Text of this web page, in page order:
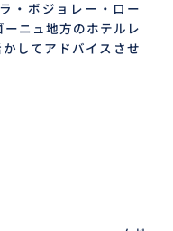
・ボジョレー・ロー
ニュ地方のホテルレ
してアドバイスさせ